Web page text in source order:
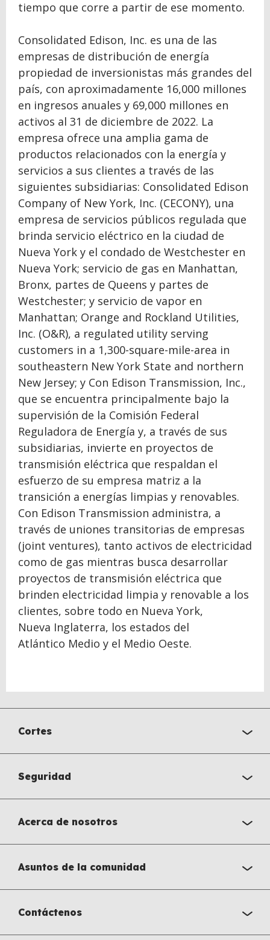
tiempo que corre a partir de ese momento.
Consolidated Edison, Inc. es una de las
empresas de distribución de energía
propiedad de inversionistas más grandes del
país, con aproximadamente 16,000 millones
en ingresos anuales y 69,000 millones en
activos al 31 de diciembre de 2022. La
empresa ofrece una amplia gama de
productos relacionados con la energía y
servicios a sus clientes a través de las
siguientes subsidiarias: Consolidated Edison
Company of New York, Inc. (CECONY), una
empresa de servicios públicos regulada que
brinda servicio eléctrico en la ciudad de
Nueva York y el condado de Westchester en
Nueva York; servicio de gas en Manhattan,
Bronx, partes de Queens y partes de
Westchester; y servicio de vapor en
Manhattan; Orange and Rockland Utilities,
Inc. (O&R), a regulated utility serving
customers in a 1,300-square-mile-area in
southeastern New York State and northern
New Jersey; y Con Edison Transmission, Inc.,
que se encuentra principalmente bajo la
supervisión de la Comisión Federal
Reguladora de Energía y, a través de sus
subsidiarias, invierte en proyectos de
transmisión eléctrica que respaldan el
esfuerzo de su empresa matriz a la
transición a energías limpias y renovables.
Con Edison Transmission administra, a
través de uniones transitorias de empresas
(joint ventures), tanto activos de electricidad
como de gas mientras busca desarrollar
proyectos de transmisión eléctrica que
brinden electricidad limpia y renovable a los
clientes, sobre todo en Nueva York,
Nueva Inglaterra, los estados del
Atlántico Medio y el Medio Oeste.
Cortes
Seguridad
Acerca de nosotros
Asuntos de la comunidad
Contáctenos